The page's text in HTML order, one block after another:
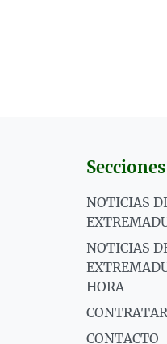
Secciones
NOTICIAS
NOTICIAS
HORA
CONTACTO